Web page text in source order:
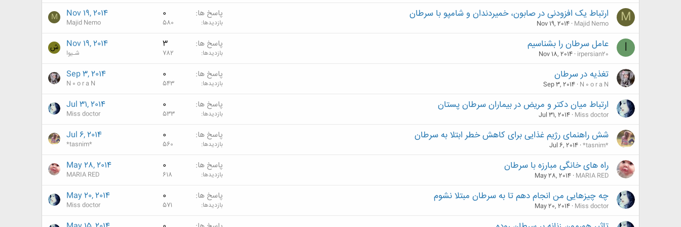
M ارتباط یک افزودنی در صابون، خمیردندان و شامپو با سرطان
Majid Nemo
Nov 19, 2014
پاسخ ها 0
بازدیدها 580
Nov 19, 2014
Majid Nemo
M
I عامل سرطان را بشناسیم
irpersian20
Nov 18, 2014
پاسخ ها 3
بازدیدها 782
Nov 19, 2014
شـیوا ش
تغذیه در سرطان
N 0 o r a N
Sep 3, 2014
پاسخ ها 0
بازدیدها 543
Sep 3, 2014
N 0 o r a N
ارتباط میان دکتر و مریض در بیماران سرطان پستان
Miss doctor
Jul 31, 2014
پاسخ ها 0
بازدیدها 533
Jul 31, 2014
Miss doctor
شش راهنمای رژیم غذایی برای کاهش خطر ابتلا به سرطان
*tasnim*
Jul 6, 2014
پاسخ ها 0
بازدیدها 560
Jul 6, 2014
*tasnim*
راه های خانگی مبارزه با سرطان
MARIA RED
May 28, 2014
پاسخ ها 0
بازدیدها 618
May 28, 2014
MARIA RED
چه چیزهایی من انجام دهم تا به سرطان مبتلا نشوم
Miss doctor
May 20, 2014
پاسخ ها 0
بازدیدها 571
May 20, 2014
Miss doctor